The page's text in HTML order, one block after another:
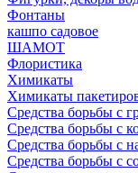
Фонтаны
кашпо садовое
ШАМОТ
Флористика
Химикаты
Химикаты
Средства борьбы с
Средства борьбы с
Средства борьбы с
Средства борьбы с